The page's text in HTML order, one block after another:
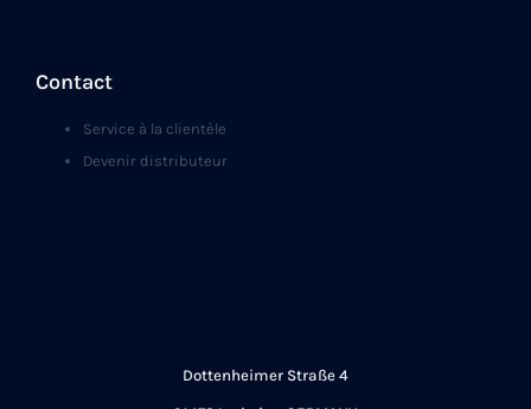
Contact
Service à la clientèle
Devenir distributeur
Dottenheimer Straße 4